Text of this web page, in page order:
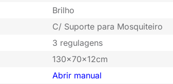
Brilho
C/ Suporte para Mosquiteiro
3 regulagens
130x70x12cm
Abrir manual